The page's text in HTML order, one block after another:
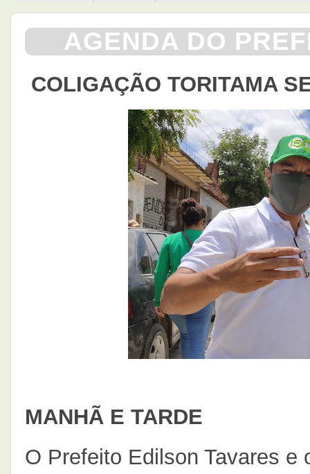
AGENDA DO
COLIGAÇÃO TORITAMA
MANHÃ E TARDE
O Prefeito Edilson Tavares e